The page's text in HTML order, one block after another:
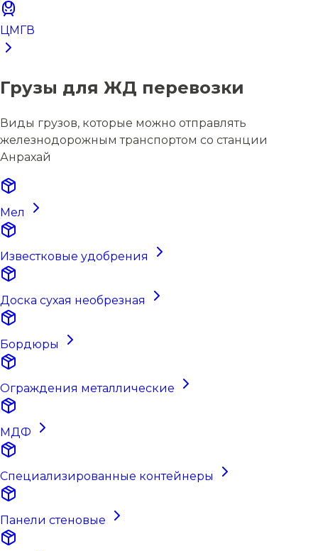
ЦМГВ
Грузы для ЖД перевозки
Виды грузов, которые можно отправлять
железнодорожным транспортом со станции
Анрахай
Мел
Известковые удобрения
Доска сухая необрезная
Бордюры
Ограждения металлические
МДФ
Специализированные контейнеры
Панели стеновые